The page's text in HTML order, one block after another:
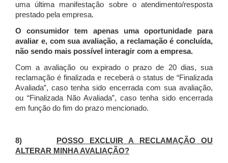
uma última manifestação sobre o atendimento/resposta
prestado pela empresa.
O consumidor tem apenas uma oportunidade para
avaliar e, com sua avaliação, a reclamação é concluída,
não sendo mais possível interagir com a empresa.
Com a avaliação ou expirado o prazo de 20 dias, sua
reclamação é finalizada e receberá o status de “Finalizada
Avaliada”, caso tenha sido encerrada com sua avaliação,
ou “Finalizada Não Avaliada”, caso tenha sido encerrada
em função do fim do prazo mencionado.
8)
POSSO EXCLUIR A RECLAMAÇÃO OU
ALTERAR MINHA AVALIAÇÃO?